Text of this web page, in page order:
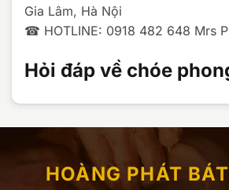
Gia Lâm, Hà Nội
☎ HOTLINE: 0918 482 648 Mrs
Hỏi đáp về chóe
HOÀNG PHÁT